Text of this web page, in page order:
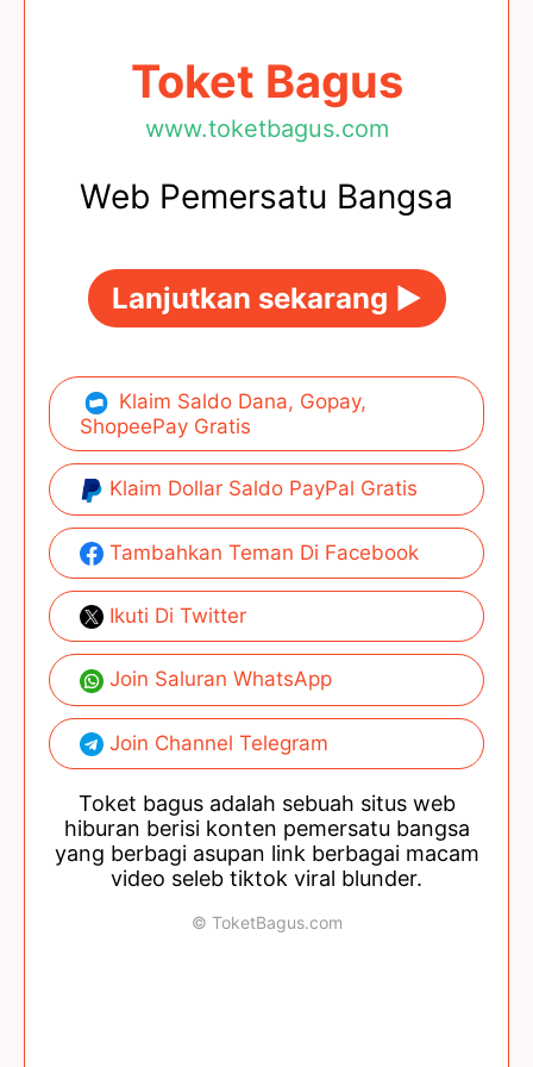
Toket Bagus
www.toketbagus.com
Web Pemersatu Bangsa
Lanjutkan sekarang ►
Klaim Saldo Dana, Gopay,
ShopeePay Gratis
Klaim Dollar Saldo PayPal Gratis
Tambahkan Teman Di Facebook
Ikuti Di Twitter
Join Saluran WhatsApp
Join Channel Telegram
Toket bagus adalah sebuah situs web
hiburan berisi konten pemersatu bangsa
yang berbagi asupan link berbagai macam
video seleb tiktok viral blunder.
© ToketBagus.com